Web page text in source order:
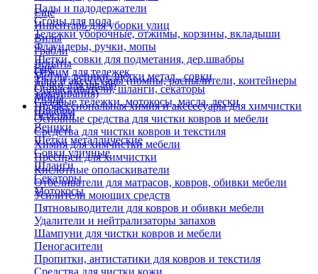
Пады и падодержатели
Сгоны для пола
Тележки уборочные, отжимы, корзины, вкладыши
Флаундеры, ручки, мопы
Щетки, совки для подметания, дер.швабры
Отжим для тележек
Ручки для швабр
Мопы
Швабры
Еще
Инвентарь для уборки улиц
Вилы
Грабли
Лопаты
Метлы, веники, щетки метал., совки
Опрыскиватели, шланги, секаторы
Садовые тележки, мотокосы, масла, лески
Черенки
Веники
Щетки металлические
Совки уличные
Шланги
Секаторы
Мотокосы
Еще
Тара и аксессуары (помпы, распылители, контейнеры
замачивания)
Профессиональная химия и акссесуары для химчистки
Основные средства для чистки ковров и мебели
Средства для чистки ковров и текстиля
Химия для химчистки мебели
Преспреи для химчистки
Кислотные ополаскиватели
Отбеливатели для матрасов, ковров, обивки мебели
Усилители моющих средств
Пятновыводители для ковров и обивки мебели
Удалители и нейтрализаторы запахов
Шампуни для чистки ковров и мебели
Пеногасители
Пропитки, антистатики для ковров и текстиля
Средства для чистки кожи